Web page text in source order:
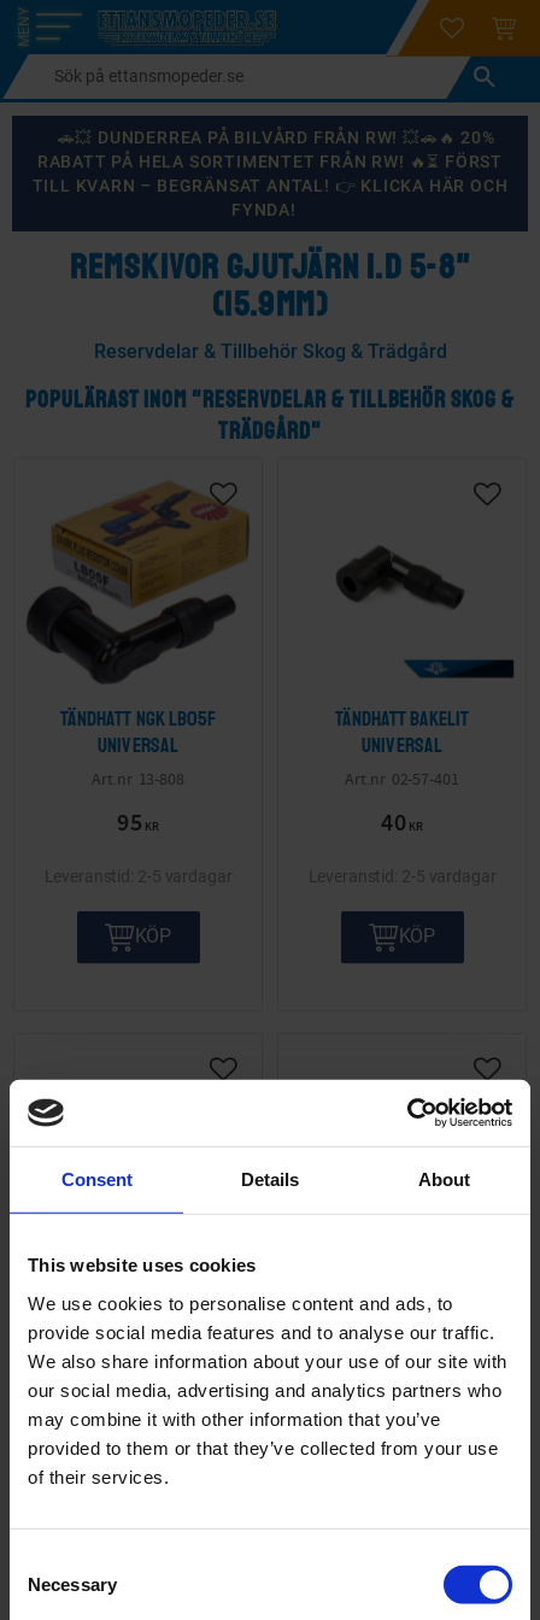
Consent Details About
This website uses cookies
We use cookies to personalise content and ads, to
provide social media features and to analyse our traffic.
We also share information about your use of our site with
our social media, advertising and analytics partners who
may combine it with other information that you’ve
provided to them or that they’ve collected from your use
of their services.
Necessary
Meny
login
🚗💥 DUNDERREA PÅ BILVÅRD FRÅN RW! 💥🚗🔥 20%
RABATT PÅ HELA SORTIMENTET FRÅN RW! 🔥⏳ FÖRST
TILL KVARN – BEGRÄNSAT ANTAL! 👉 KLICKA HÄR OCH
FYNDA!
REMSKIVOR GJUTJÄRN I.D 5-8"
(15.9MM)
Reservdelar & Tillbehör Skog & Trädgård
POPULÄRAST INOM "RESERVDELAR & TILLBEHÖR SKOG &
TRÄDGÅRD"
Tändhatt NGK LB05F
Universal
13-808
95 KR
2-5 vardagar
KÖP
Tändhatt Bakelit
Universal
02-57-401
40 KR
2-5 vardagar
KÖP
Tändkabel 5mm
Universal
T020-05-34-101
29KR
2-5 vardagar
Tändkabel 7mm
Universal
T048-05-34-201
29KR
2-5 vardagar